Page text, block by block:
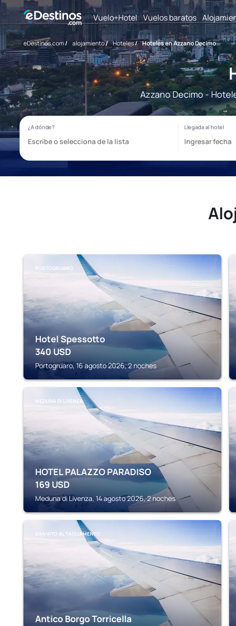
Vuelo+Hotel Vuelos baratos
eDestinos.com/ alojamiento/ Hoteles/ Hoteles en Azzano Decimo
Azzano Decimo -
PORTOGRUARO
Hotel Spessotto
340 USD
Portogruaro, 16 agosto 2026, 2 noches
MEDUNA DI LIVENZA
HOTEL PALAZZO PARADISO
169 USD
Meduna di Livenza, 14 agosto 2026, 2 noches
SAN VITO AL TAGLIAMENTO
Antico Borgo Torricella